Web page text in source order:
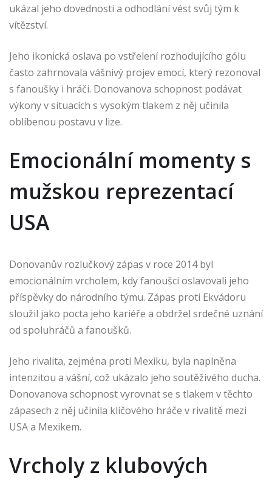
ukázal jeho dovednosti a odhodlání vést svůj tým k
vítězství.
Jeho ikonická oslava po vstřelení rozhodujícího gólu
často zahrnovala vášnivý projev emocí, který rezonoval
s fanoušky i hráči. Donovanova schopnost podávat
výkony v situacích s vysokým tlakem z něj učinila
oblíbenou postavu v lize.
Emocionální momenty s
mužskou reprezentací
USA
Donovanův rozlučkový zápas v roce 2014 byl
emocionálním vrcholem, kdy fanoušci oslavovali jeho
příspěvky do národního týmu. Zápas proti Ekvádoru
sloužil jako pocta jeho kariéře a obdržel srdečné uznání
od spoluhráčů a fanoušků.
Jeho rivalita, zejména proti Mexiku, byla naplněna
intenzitou a vášní, což ukázalo jeho soutěživého ducha.
Donovanova schopnost vyrovnat se s tlakem v těchto
zápasech z něj učinila klíčového hráče v rivalitě mezi
USA a Mexikem.
Vrcholy z klubových